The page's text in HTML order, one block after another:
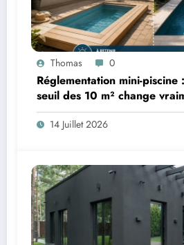
Thomas 0
Réglementation mini-piscine
seuil des 10 m² change
14 Juillet 2026